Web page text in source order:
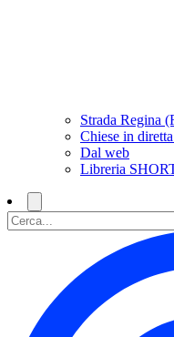
Strada Regina
Chiese in
Dal web
Libreria